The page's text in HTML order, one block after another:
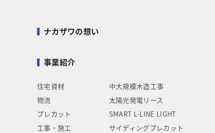
ナカザワの想い
事業紹介
住宅資材
物流
プレカット
工事・施工
中大規模木造工事
太陽光発電リース
SMART L-LINE LIGHT
サイディングプレカット